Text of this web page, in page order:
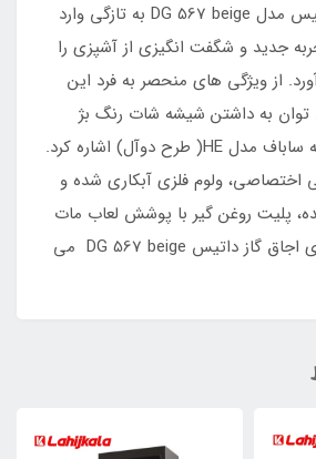
اجاق گاز رومیزی داتیس مدل DG 567 beige به تازگی وارد
جدید و شگفت انگیزی از آشپزی را
از ویژگی های منحصر به فرد این
توان به داشتن شیشه شات رنگ بژ
(شامپیانی) و سرشعله ساباف مدل HE( طرح دوآل) اشاره کرد.
اختصاصی، ولوم فلزی آبکاری شده و
پلیت روغن گیر با پوشش لعاب مات
و… از دیگر ویژگی های اجاق گاز داتیس DG 567 beige می